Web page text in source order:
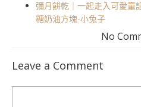
彌月餅乾｜一起走入可愛童
糖奶油方塊-小兔子
No
Leave a Comment